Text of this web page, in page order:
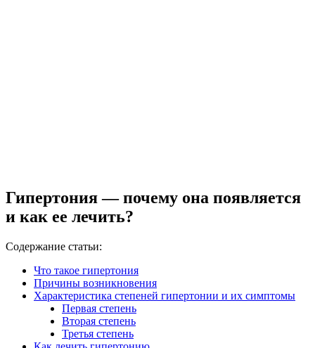
Гипертония — почему она появляется
и как ее лечить?
Содержание статьи:
Что такое гипертония
Причины возникновения
Характеристика степеней гипертонии и их симптомы
Первая степень
Вторая степень
Третья степень